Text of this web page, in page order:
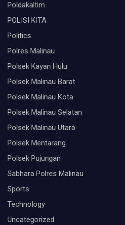
Poldakaltim
POLISI KITA
Politics
Polres Malinau
Polsek Kayan Hulu
Polsek Malinau Barat
Polsek Malinau Kota
Polsek Malinau Selatan
Polsek Malinau Utara
Polsek Mentarang
Polsek Pujungan
Sabhara Polres Malinau
Sports
Technology
Uncategorized